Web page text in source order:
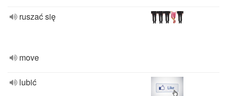
ruszać się
move
lubić